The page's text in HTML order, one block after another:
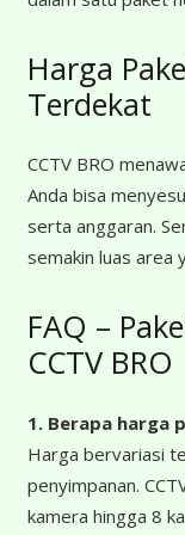
Harga
Terdekat
CCTV BRO
Anda bisa
serta anggaran.
semakin luas area
FAQ –
CCTV BRO
1. Berapa harga
Harga bervariasi
penyimpanan.
kamera hingga 8